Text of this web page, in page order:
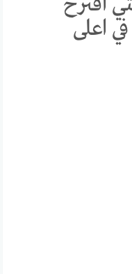
اعلى